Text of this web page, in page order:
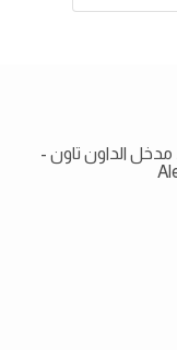
مدخل الداون تاون -